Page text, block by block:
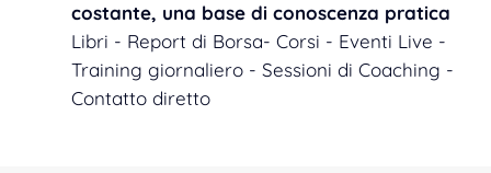
costante, una base di conoscenza pratica
Libri - Report di Borsa- Corsi - Eventi Live -
Training giornaliero - Sessioni di Coaching -
Contatto diretto